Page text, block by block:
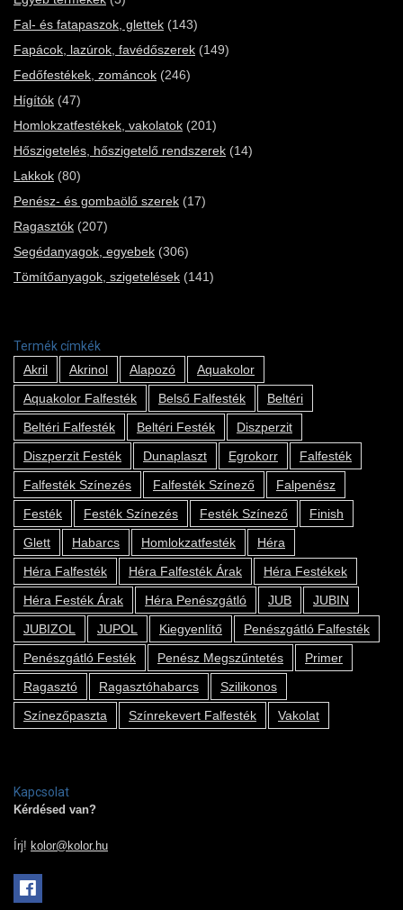
Fal- és fatapaszok, glettek (143)
Fapácok, lazúrok, favédőszerek (149)
Fedőfestékek, zománcok (246)
Hígítók (47)
Homlokzatfestékek, vakolatok (201)
Hőszigetelés, hőszigetelő rendszerek (14)
Lakkok (80)
Penész- és gombaölő szerek (17)
Ragasztók (207)
Segédanyagok, egyebek (306)
Tömítőanyagok, szigetelések (141)
Termék címkék
Akril
Akrinol Alapozó
Aquakolor
Aquakolor Falfesték
Belső Falfesték
Beltéri
Beltéri Falfesték
Beltéri Festék
Diszperzit
Diszperzit Festék
Dunaplaszt Egrokorr
Falfesték
Falfesték Színezés
Falfesték Színező
Falpenész
Festék
Festék Színezés Festék Színező
Finish
Glett
Habarcs Homlokzatfesték
Héra
Héra Falfesték
Héra Falfesték Árak
Héra Festékek
Héra Festék Árak
Héra Penészgátló JUB
JUBIN
JUBIZOL
JUPOL Kiegyenlítő
Penészgátló Falfesték
Penészgátló Festék
Penész Megszűntetés
Primer
Ragasztó
Ragasztóhabarcs
Szilikonos
Színezőpaszta
Színrekevert Falfesték Vakolat
Kapcsolat
Kérdésed van?
Írj! kolor@kolor.hu